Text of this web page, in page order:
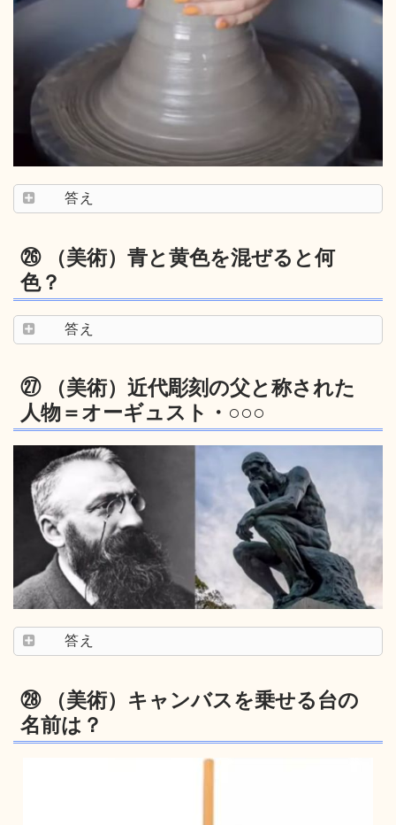
答え
㉖ （美術）青と黄色を混ぜると何
色？
答え
㉗ （美術）近代彫刻の父と称された
人物＝オーギュスト・○○○
答え
㉘ （美術）キャンバスを乗せる台の
名前は？